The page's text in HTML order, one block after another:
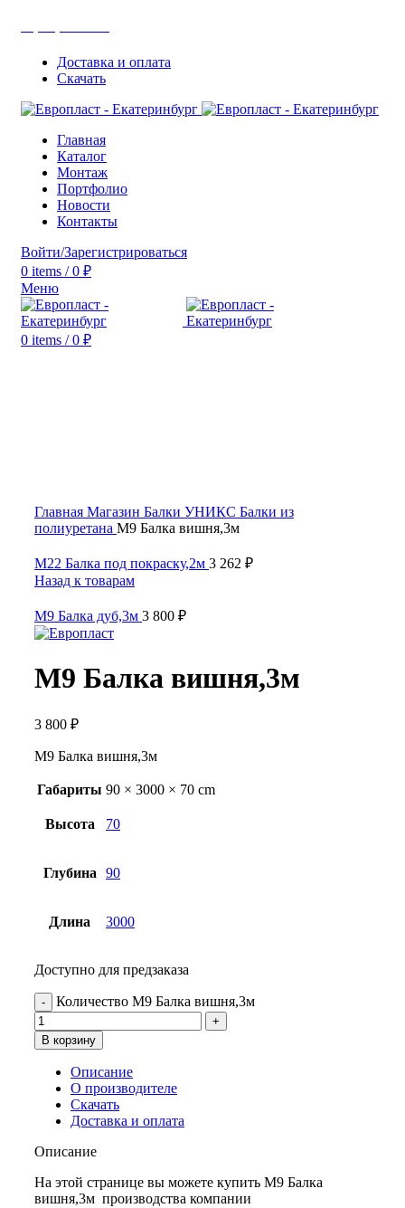
Доставка и оплата
Скачать
Главная
Каталог
Монтаж
Портфолио
Новости
Контакты
Войти/Зарегистрироваться
0 items / 0 ₽
Меню
0 items / 0 ₽
Главная Магазин Балки УНИКС Балки из
полиуретана М9 Балка вишня,3м
М22 Балка под покраску,2м 3 262 ₽
Назад к товарам
М9 Балка дуб,3м 3 800 ₽
М9 Балка вишня,3м
3 800 ₽
М9 Балка вишня,3м
Габариты 90 × 3000 × 70 cm
Высота 70
Глубина 90
Длина 3000
Доступно для предзаказа
Количество М9 Балка вишня,3м
В корзину
Описание
О производителе
Скачать
Доставка и оплата
Описание
На этой странице вы можете купить М9 Балка
вишня,3м производства компании